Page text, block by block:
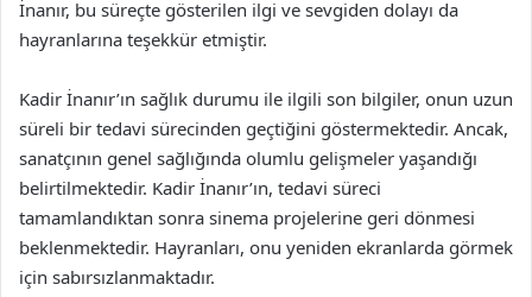
İnanır, bu süreçte gösterilen ilgi ve sevgiden dolayı da
hayranlarına teşekkür etmiştir.
Kadir İnanır’ın sağlık durumu ile ilgili son bilgiler, onun uzun
süreli bir tedavi sürecinden geçtiğini göstermektedir. Ancak,
sanatçının genel sağlığında olumlu gelişmeler yaşandığı
belirtilmektedir. Kadir İnanır’ın, tedavi süreci
tamamlandıktan sonra sinema projelerine geri dönmesi
beklenmektedir. Hayranları, onu yeniden ekranlarda görmek
için sabırsızlanmaktadır.